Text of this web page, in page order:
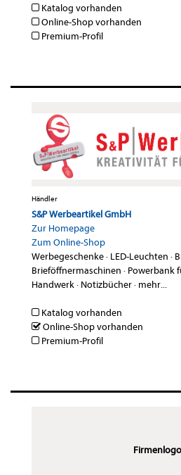
Katalog vorhanden
Online-Shop vorhanden
Premium-Profil
Händler
S&P Werbeartikel GmbH
Zur Homepage
Zum Online-Shop
Werbegeschenke· LED-Leuchten ·
Brieföffnermaschinen · Powerbank
Handwerk· Notizbücher· mehr...
Katalog vorhanden
Online-Shop vorhanden
Premium-Profil
Firmenlogo